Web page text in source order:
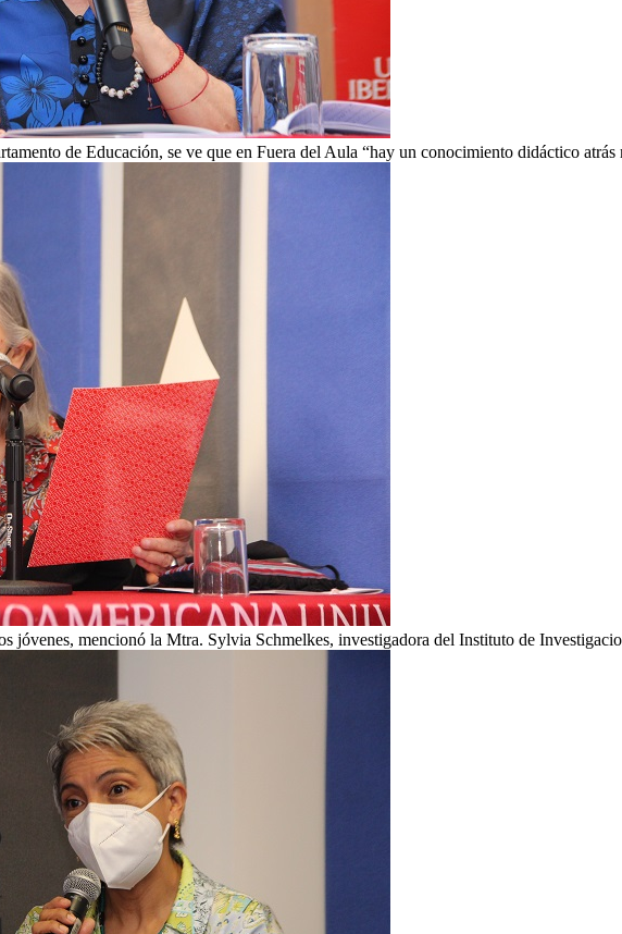
de Educación, se ve que en Fuera del Aula “hay un conocimiento didáctico atrás
jóvenes, mencionó la Mtra. Sylvia Schmelkes, investigadora del Instituto de